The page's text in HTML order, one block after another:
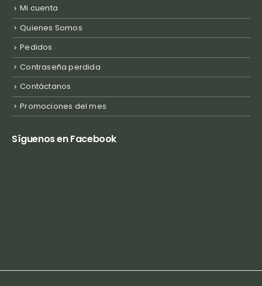
Mi cuenta
Quienes Somos
Pedidos
Contraseña perdida
Contáctanos
Promociones del mes
Síguenos en Facebook